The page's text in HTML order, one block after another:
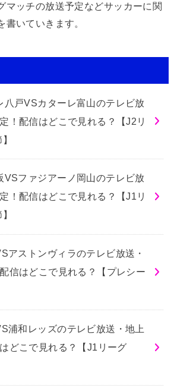
マッチの放送予定などサッカーに関
書いていきます。
八戸VSカターレ富山のテレビ放
！配信はどこで見れる？【J2リ
VSファジアーノ岡山のテレビ放
！配信はどこで見れる？【J1リ
アストンヴィラのテレビ放送・
信はどこで見れる？【プレシー
浦和レッズのテレビ放送・地上
どこで見れる？【J1リーグ